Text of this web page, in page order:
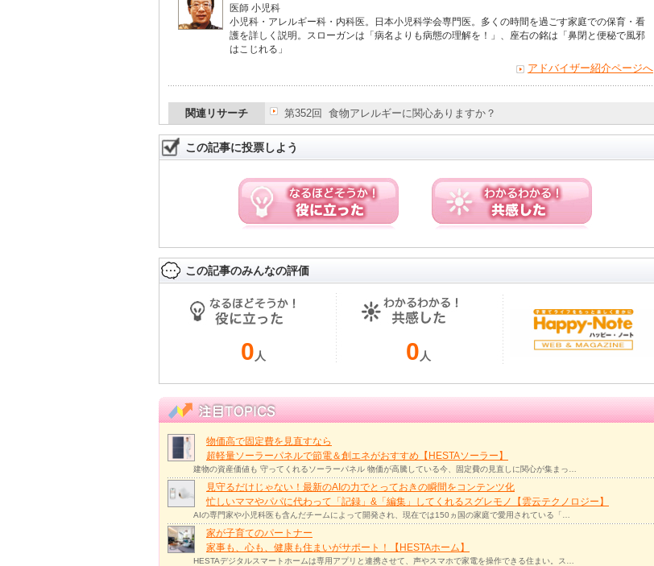
医師 小児科
小児科・アレルギー科・内科医。日本小児科学会専門医。多くの時間を過ごす家庭での保育・看
護を詳しく説明。スローガンは「病名よりも病態の理解を！」、座右の銘は「鼻閉と便秘で風邪
はこじれる」
アドバイザー紹介ページへ
関連リサーチ 第352回 食物アレルギーに関心ありますか？
この記事に投票しよう
この記事のみんなの評価
0 人 0 人
物価高で固定費を見直すなら
超軽量ソーラーパネルで節電＆創エネがおすすめ【HESTAソーラー】
建物の資産価値も 守ってくれるソーラーパネル 物価が高騰している今、固定費の見直しに関心が集まっ…
見守るだけじゃない！最新のAIの力でとっておきの瞬間をコンテンツ化
忙しいママやパパに代わって「記録」&「編集」してくれるスグレモノ【雲云テクノロジー】
AIの専門家や小児科医も含んだチームによって開発され、現在では150ヵ国の家庭で愛用されている「…
家が子育てのパートナー
家事も、心も、健康も住まいがサポート！【HESTAホーム】
HESTAデジタルスマートホームは専用アプリと連携させて、声やスマホで家電を操作できる住まい。ス…